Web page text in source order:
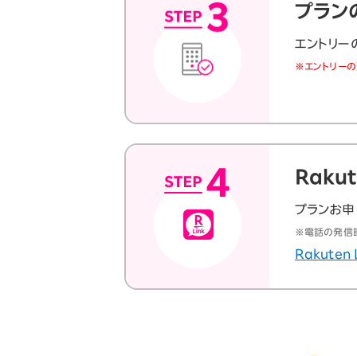
プラン
エントリ
※エントリー
プランお
※電話の発信
Rakuten